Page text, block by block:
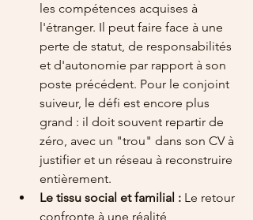
les compétences acquises à
l'étranger. Il peut faire face à une
perte de statut, de responsabilités
et d'autonomie par rapport à son
poste précédent. Pour le conjoint
suiveur, le défi est encore plus
grand : il doit souvent repartir de
zéro, avec un "trou" dans son CV à
justifier et un réseau à reconstruire
entièrement.
Le tissu social et familial : Le retour
confronte à une réalité